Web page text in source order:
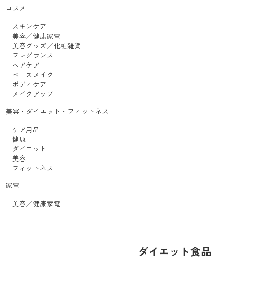
コスメ
スキンケア
美容／健康家電
美容グッズ／化粧雑貨
フレグランス
ヘアケア
ベースメイク
ボディケア
メイクアップ
美容・ダイエット・フィットネス
ケア用品
健康
ダイエット
美容
フィットネス
家電
美容／健康家電
ダイエット食品